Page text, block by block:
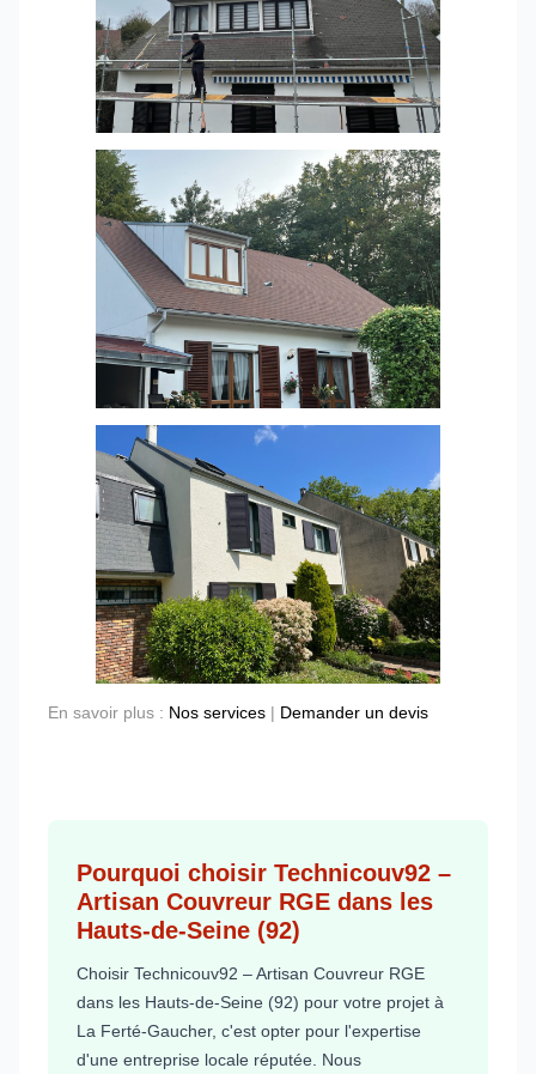
En savoir plus : Nos services | Demander un devis
Pourquoi choisir Technicouv92 –
Artisan Couvreur RGE dans les
Hauts-de-Seine (92)
Choisir Technicouv92 – Artisan Couvreur RGE
dans les Hauts-de-Seine (92) pour votre projet à
La Ferté-Gaucher, c'est opter pour l'expertise
d'une entreprise locale réputée. Nous